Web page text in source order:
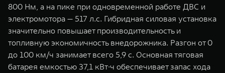
800 Нм, а на пике при одновременной работе ДВС и
электромотора — 517 л.с. Гибридная силовая установка
значительно повышает производительность и
топливную экономичность внедорожника. Разгон от 0
до 100 км/ч занимает всего 5,9 с. Основная тяговая
батарея емкостью 37,1 кВт∙ч обеспечивает запас хода